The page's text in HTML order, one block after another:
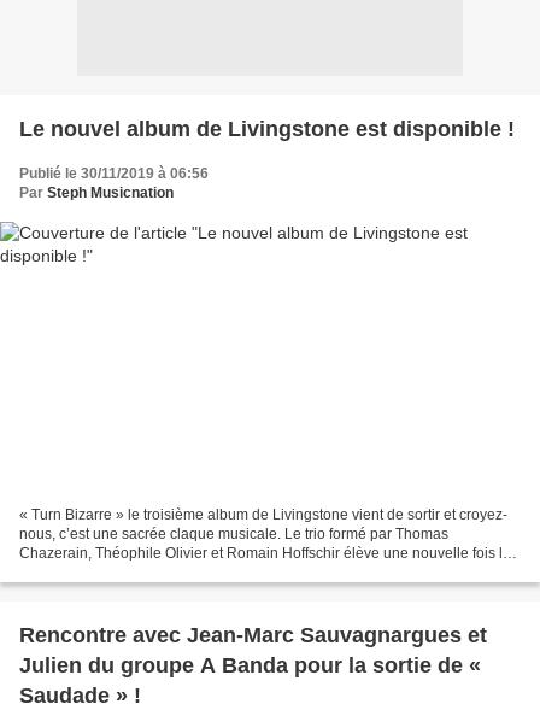
Le nouvel album de Livingstone est disponible !
Publié le 30/11/2019 à 06:56
Par Steph Musicnation
« Turn Bizarre » le troisième album de Livingstone vient de sortir et croyez-
nous, c’est une sacrée claque musicale. Le trio formé par Thomas
Chazerain, Théophile Olivier et Romain Hoffschir élève une nouvelle fois le
Rencontre avec Jean-Marc Sauvagnargues et
Julien du groupe A Banda pour la sortie de «
Saudade » !